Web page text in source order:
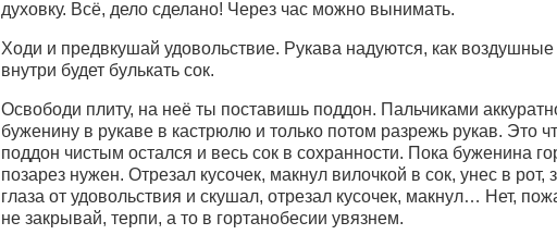
духовку. Всё, дело сделано! Через час можно вынимать.
Ходи и предвкушай удовольствие. Рукава надуются, как
внутри будет булькать сок.
Освободи плиту, на неё ты поставишь поддон. Пальчиками
буженину в рукаве в кастрюлю и только потом разрежь рукав. Это
поддон чистым остался и весь сок в сохранности. Пока буженина
позарез нужен. Отрезал кусочек, макнул вилочкой в сок, унес в рот,
глаза от удовольствия и скушал, отрезал кусочек, макнул… Нет,
не закрывай, терпи, а то в гортанобесии увязнем.